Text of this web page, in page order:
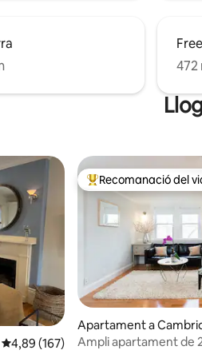
472
4,89 de puntuació mitjana d'un total
4,89 (167)
Principals
Recomanació del
Apartament a
Ampli apartament de